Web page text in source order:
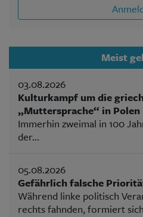
Meist
03.08.2026
Kulturkampf um die
„Muttersprache“ in Polen
Immerhin zweimal in 100
der...
05.08.2026
Gefährlich falsche
Während linke politisch
rechts fahnden, formiert